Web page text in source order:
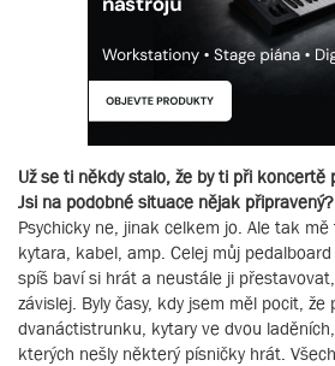
Už se ti někdy stalo, že by ti při
Jsi na podobné situace nějak připravený?
Psychicky ne, jinak celkem jo. Ale tak
kytara, kabel, amp. Celej můj
spíš baví si hrát a neustále ji
závislej. Byly časy, kdy jsem měl pocit, že
dvanáctistrunku, kytary ve dvou
kterých nešly některý písničky hrát.